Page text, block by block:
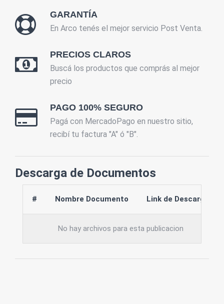
GARANTÍA
En Arco tenés el mejor servicio Post Venta.
PRECIOS CLAROS
Buscá los productos que comprás al mejor
precio
PAGO 100% SEGURO
Pagá con MercadoPago en nuestro sitio,
recibí tu factura "A" ó "B".
Descarga de Documentos
# Nombre Documento Link de Descarga
No hay archivos para esta publicacion